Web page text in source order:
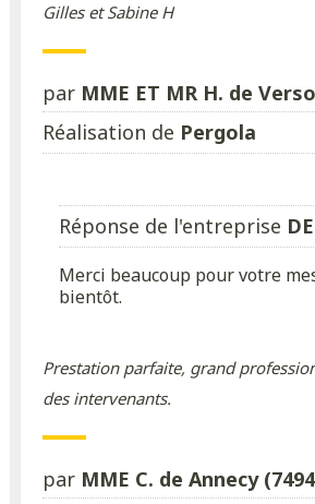
Gilles et Sabine H
par MME ET MR H. de
Réalisation de Pergola
Réponse de l'entreprise
Merci beaucoup pour votre
bientôt.
Prestation parfaite, grand
des intervenants.
par MME C. de Annecy